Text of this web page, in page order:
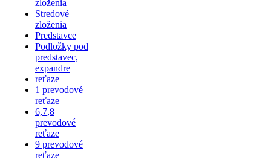
zloženia
Stredové
zloženia
Predstavce
Podložky pod
predstavec,
expandre
reťaze
1 prevodové
reťaze
6,7,8
prevodové
reťaze
9 prevodové
reťaze